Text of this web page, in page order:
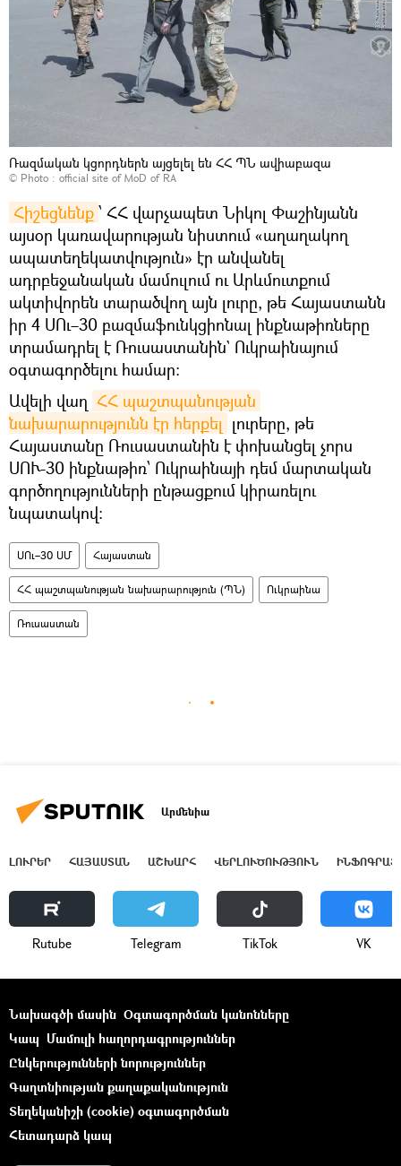
Ռազմական կցորդներն այցելել են ՀՀ ՊՆ ավիաբազա
© Photo : official site of MoD of RA
Հիշեցնենք ՝ ՀՀ վարչապետ Նիկոլ Փաշինյանն
այսօր կառավարության նիստում «աղաղակող
ապատեղեկատվություն» էր անվանել
ադրբեջանական մամուլում ու Արևմուտքում
ակտիվորեն տարածվող այն լուրը, թե Հայաստանն
իր 4 ՍՈւ–30 բազմաֆունկցիոնալ ինքնաթիռները
տրամադրել է Ռուսաստանին` Ուկրաինայում
օգտագործելու համար։
Ավելի վաղ ՀՀ պաշտպանության
նախարարությունն էր հերքել լուրերը, թե
Հայաստանը Ռուսաստանին է փոխանցել չորս
ՍՈՒ-30 ինքնաթիռ՝ Ուկրաինայի դեմ մարտական
գործողությունների ընթացքում կիրառելու
նպատակով։
ՍՈւ–30 ՍՄ Հայաստան
ՀՀ պաշտպանության նախարարություն (ՊՆ) Ուկրաինա
Ռուսաստան
Արմենիա
ԼՈՒՐԵՐ ՀԱՅԱՍՏԱՆ ԱՇԽԱՐՀ ՎԵՐԼՈՒԾՈՒԹՅՈՒՆ
Rutube Telegram ТikТоk VK
Նախագծի մասին Օգտագործման կանոնները
Կապ Մամուլի հաղորդագրություններ
Ընկերությունների նորություններ
Գաղտնիության քաղաքականություն
Տեղեկանիշի (cookie) օգտագործման
Հետադարձ կապ